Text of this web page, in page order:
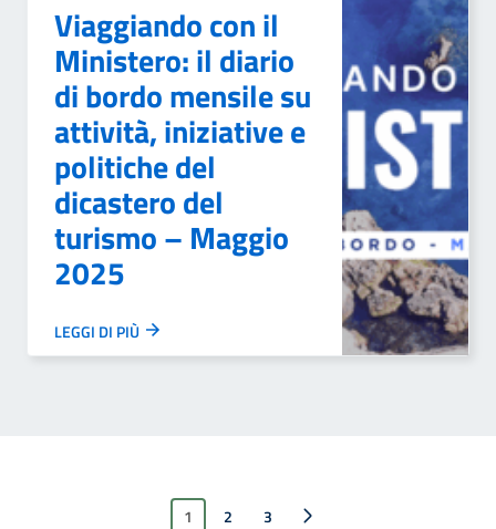
Viaggiando con il
Ministero: il diario
di bordo mensile su
attività, iniziative e
politiche del
dicastero del
turismo – Maggio
2025
LEGGI DI PIÙ
1 2 3
Pagina successiva